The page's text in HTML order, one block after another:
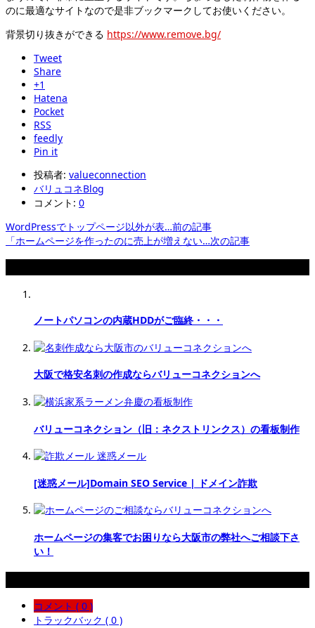
のに最適なサイトなので是非ブックマークしてお使いください。
背景切り抜きができる https://www.remove.bg/
Tweet
Share
+1
Hatena
Pocket
RSS
feedly
Pin it
投稿者: valueconnection
バリュコネBlog
コメント: 0
WordPressでトップページ以外が表…前の記事
「ホームページを作ったのに売上が増えない…次の記事
ノートパソコンの内蔵HDDがご臨終・・・
大阪で格安名刺の作成ならバリューコネクションへ
バリューコネクション（旧：ネクストリンクス）の看板制作
[迷惑メール]Domain SEO Service | ドメイン詐欺
ホームページの集客でお困りなら大阪市の弊社へご相談下さ
い！
コメント ( 0 )
トラックバック ( 0 )